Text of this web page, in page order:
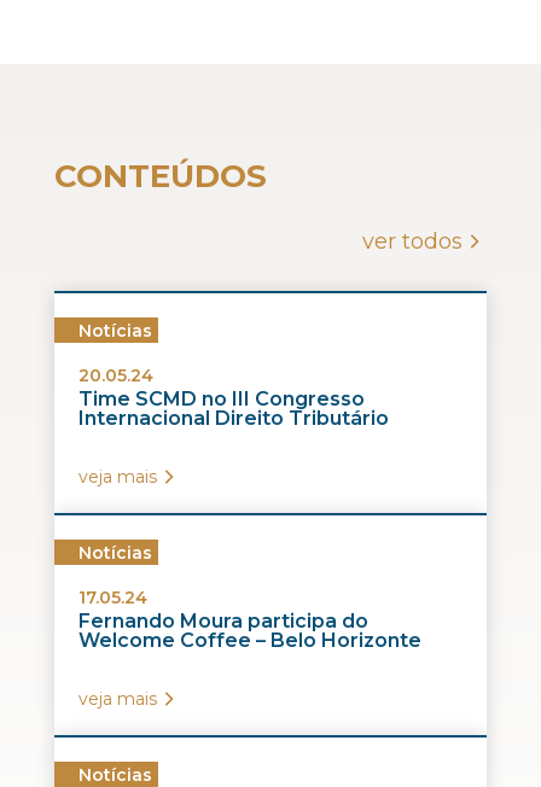
CONTEÚDOS
ver todos
Notícias
20.05.24
Time SCMD no III Congresso
Internacional Direito Tributário
veja mais
Notícias
17.05.24
Fernando Moura participa do
Welcome Coffee – Belo Horizonte
veja mais
Notícias